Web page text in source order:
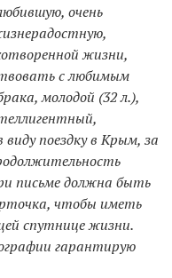
очень
жизни,
с любимым
молодой (32 л.),
поездку в Крым, за
письме должна быть
чтобы иметь
спутнице жизни.
гарантирую